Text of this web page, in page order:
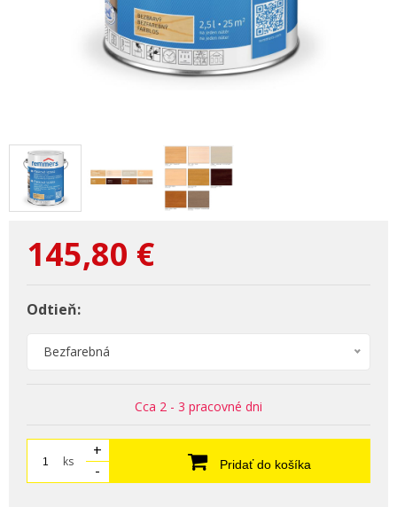
145,80 €
Odtieň:
Bezfarebná
Cca 2 - 3 pracovné dni
ks
+
-
Pridať do košíka